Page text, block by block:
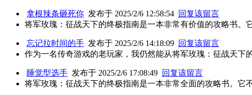
拿根辣条砸死你 发布于 2025/2/6 12:58:54 回复该留言
将军玫瑰：征战天下的终极指南是一本非常有价值的攻略书。
忘记拉时间的手 发布于 2025/2/6 14:18:09 回复该留言
作为一名传奇游戏的老玩家，我仍然能从将军玫瑰：征战天下
睡觉型选手 发布于 2025/2/6 17:08:49 回复该留言
将军玫瑰：征战天下的终极指南是一本非常全面的攻略书。它